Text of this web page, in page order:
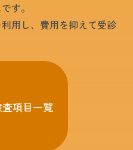
す。
用し、費用を抑えて受診
項目一覧